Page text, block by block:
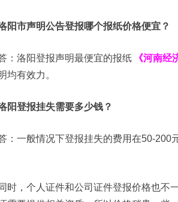
阳市声明公告登报哪个报纸价格便宜？
：洛阳登报声明最便宜的报纸 《河南经
均有效力。
阳登报挂失需要多少钱？
：一般情况下登报挂失的费用在50-200
时，个人证件和公司证件登报价格也不